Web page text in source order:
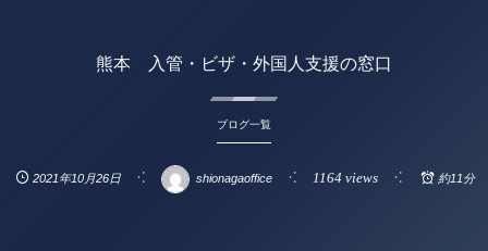
熊本 入管・ビザ・外国人支援の窓口
ブログ一覧
2021年10月26日 shionagaoffice 1164 views 約11分